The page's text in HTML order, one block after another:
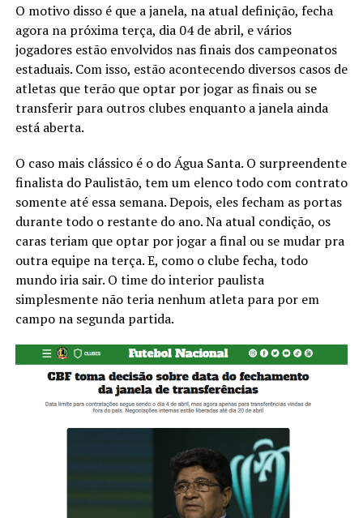
O motivo disso é que a janela, na atual definição, fecha
agora na próxima terça, dia 04 de abril, e vários
jogadores estão envolvidos nas finais dos campeonatos
estaduais. Com isso, estão acontecendo diversos casos de
atletas que terão que optar por jogar as finais ou se
transferir para outros clubes enquanto a janela ainda
está aberta.
O caso mais clássico é o do Água Santa. O surpreendente
finalista do Paulistão, tem um elenco todo com contrato
somente até essa semana. Depois, eles fecham as portas
durante todo o restante do ano. Na atual condição, os
caras teriam que optar por jogar a final ou se mudar pra
outra equipe na terça. E, como o clube fecha, todo
mundo iria sair. O time do interior paulista
simplesmente não teria nenhum atleta para por em
campo na segunda partida.